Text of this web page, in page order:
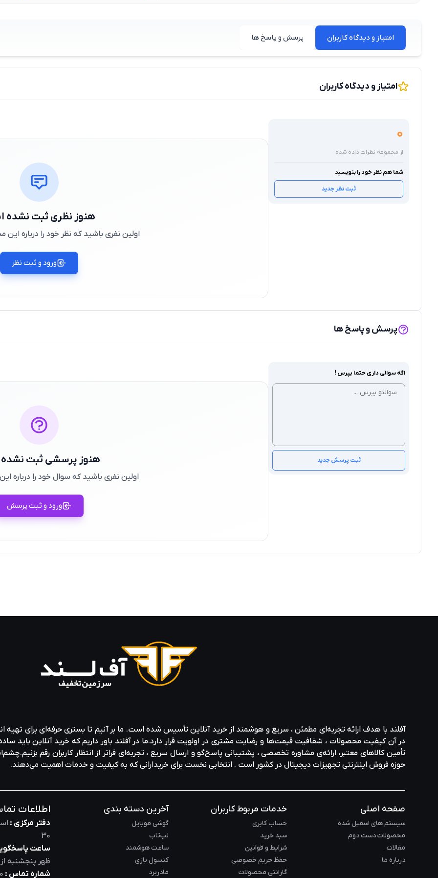
امتیاز و دیدگاه کاربران پرسش و پاسخ ها
امتیاز و دیدگاه کاربران
0
از مجموعه نظرات داده شده
شما هم نظر خود را بنویسید
ثبت نظر جدید
هنوز نظری ثبت نشده
اولین نفری باشید که نظر خود را درباره
ورود و ثبت نظر
پرسش و پاسخ ها
اگه سوالی داری حتما بپرس !
ثبت پرسش جدید هنوز پرسشی ثبت
اولین نفری باشید که سوال خود را درباره
ورود و ثبت پرسش
آفلند با هدف ارائه‌ تجربه‌ای مطمئن ، سریع و هوشمند از خرید آنلاین تأسیس شده است. ما بر آنیم تا بستری حرفه‌ای برای تهیه‌
در آن کیفیت محصولات ، شفافیت قیمت‌ها و رضایت مشتری در اولویت قرار دارد.ما در آفلند باور داریم که خرید آنلاین باید
تأمین کالاهای معتبر، ارائه‌ی مشاوره‌ تخصصی ، پشتیبانی پاسخ‌گو و ارسال سریع ، تجربه‌ای فراتر از انتظار کاربران رقم
حوزه‌ فروش اینترنتی تجهیزات دیجیتال در کشور است . انتخابی نخست برای خریدارانی که به کیفیت و خدمات اهمیت می‌دهند.
صفحه اصلی
سیستم های اسمبل شده
محصولات دست دوم
مقالات
درباره ما
خدمات مربوط کاربران
حساب کابری
سبد خرید
شرایط و قوانین
حفظ حریم خصوصی
گارانتی محصولات
آخرین دسته بندی
گوشی موبایل
لپ‌تاب
ساعت هوشمند
کنسول بازی
مادربرد
اطلاعات
دفتر مرکزی :
30
ساعت
ظهر پنجشنبه
شماره تماس :